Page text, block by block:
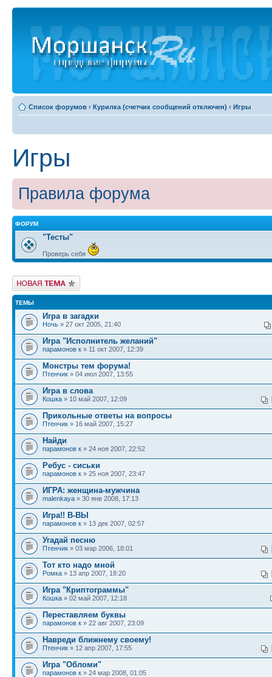
Список форумов ‹ Курилка (счетчик сообщений отключен) ‹ Игры
Игры
Правила форума
ФОРУМ
"Тесты"
Проверь себя
Новая тема
ТЕМЫ
Игра в загадки
Ночь » 27 окт 2005, 21:40
Игра "Исполнитель желаний"
парамонов к » 11 окт 2007, 12:39
Монстры тем форума!
Птенчик » 04 июл 2007, 13:55
Игра в слова
Кошка » 10 май 2007, 12:09
Прикольные ответы на вопросы
Птенчик » 16 май 2007, 15:27
Найди
парамонов к » 24 ноя 2007, 22:52
Ребус - сиськи
парамонов к » 25 ноя 2007, 23:47
ИГРА: женщина-мужчина
malenkaya » 30 янв 2008, 17:13
Игра!! В-ВЫ
парамонов к » 13 дек 2007, 02:57
Угадай песню
Птенчик » 03 мар 2006, 18:01
Тот кто надо мной
Ромка » 13 апр 2007, 18:20
Игра "Криптограммы"
Кошка » 02 май 2007, 12:18
Переставляем буквы
парамонов к » 22 авг 2007, 23:09
Навреди ближнему своему!
Птенчик » 12 апр 2007, 17:55
Игра "Обломи"
парамонов к » 24 мар 2008, 01:05